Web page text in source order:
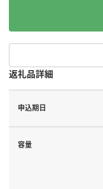
返礼品詳細
申込期日
容量